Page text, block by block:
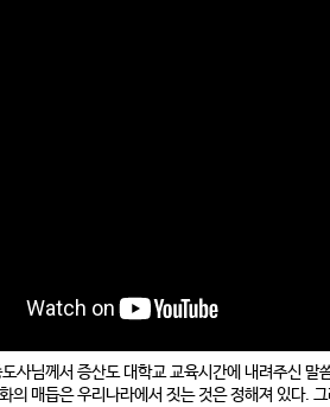
사님께서 증산도 대학교 교육시간에 내려주신
의 매듭은 우리나라에서 짓는 것은 정해져 있다.